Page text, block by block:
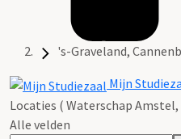
's-Graveland,
Mijn
Locaties ( Waterschap Amstel,
Alle velden